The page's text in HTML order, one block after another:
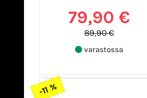
79,90 €
89,90 €
varastossa
-11 %